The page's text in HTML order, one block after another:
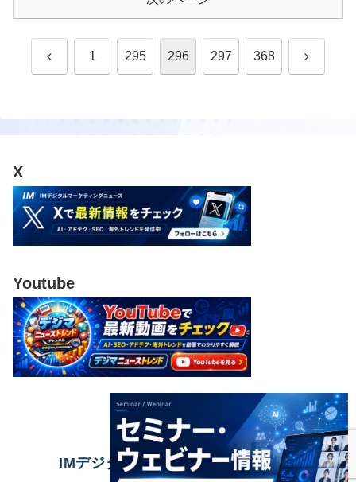
前 1 295 296 297 368 次
X
Youtube
IMデジタルマーケティングニュース